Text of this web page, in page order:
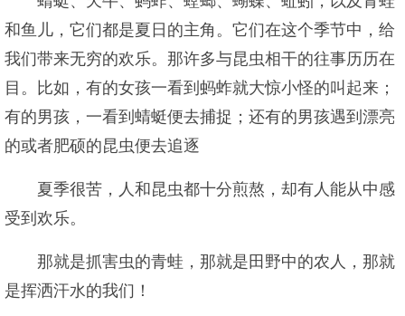
和鱼儿，它们都是夏日的主角。它们在这个季节中，给
我们带来无穷的欢乐。那许多与昆虫相干的往事历历在
目。比如，有的女孩一看到蚂蚱就大惊小怪的叫起来；
有的男孩，一看到蜻蜓便去捕捉；还有的男孩遇到漂亮
的或者肥硕的昆虫便去追逐
夏季很苦，人和昆虫都十分煎熬，却有人能从中感
受到欢乐。
那就是抓害虫的青蛙，那就是田野中的农人，那就
是挥洒汗水的我们！